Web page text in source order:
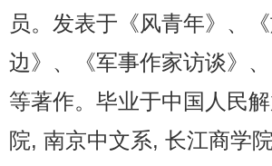
员。发表于《风青年》、
边》、《军事作家访谈》、
等著作。毕业于中国人民
院, 南京中文系, 长江商学